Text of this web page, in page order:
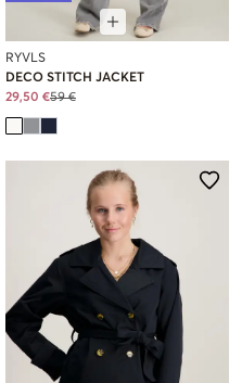
RYVLS
DECO STITCH JACKET
29,50 €59 €